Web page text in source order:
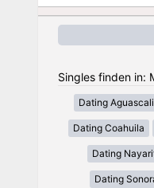
Singles finden in:
Dating
Dating Coahuila
Dating
Dating